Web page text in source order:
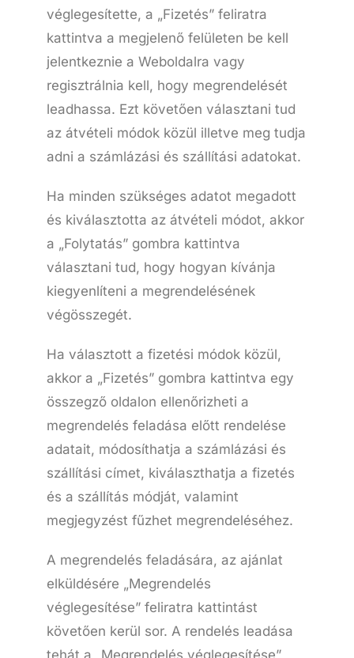
véglegesítette, a „Fizetés” feliratra
kattintva a megjelenő felületen be kell
jelentkeznie a Weboldalra vagy
regisztrálnia kell, hogy megrendelését
leadhassa. Ezt követően választani tud
az átvételi módok közül illetve meg tudja
adni a számlázási és szállítási adatokat.
Ha minden szükséges adatot megadott
és kiválasztotta az átvételi módot, akkor
a „Folytatás” gombra kattintva
választani tud, hogy hogyan kívánja
kiegyenlíteni a megrendelésének
végösszegét.
Ha választott a fizetési módok közül,
akkor a „Fizetés” gombra kattintva egy
összegző oldalon ellenőrizheti a
megrendelés feladása előtt rendelése
adatait, módosíthatja a számlázási és
szállítási címet, kiválaszthatja a fizetés
és a szállítás módját, valamint
megjegyzést fűzhet megrendeléséhez.
A megrendelés feladására, az ajánlat
elküldésére „Megrendelés
véglegesítése” feliratra kattintást
követően kerül sor. A rendelés leadása